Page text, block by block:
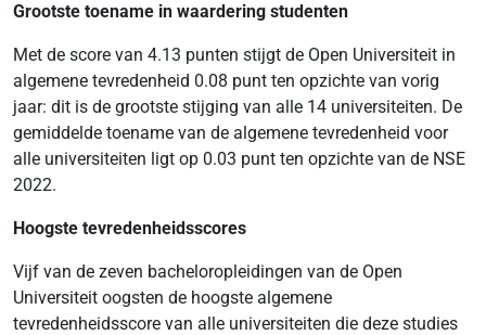
Grootste toename in waardering studenten
Met de score van 4.13 punten stijgt de Open Universiteit in
algemene tevredenheid 0.08 punt ten opzichte van vorig
jaar: dit is de grootste stijging van alle 14 universiteiten. De
gemiddelde toename van de algemene tevredenheid voor
alle universiteiten ligt op 0.03 punt ten opzichte van de NSE
2022.
Hoogste tevredenheidsscores
Vijf van de zeven bacheloropleidingen van de Open
Universiteit oogsten de hoogste algemene
tevredenheidsscore van alle universiteiten die deze studies